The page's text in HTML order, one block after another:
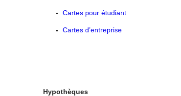
Cartes pour étudiant
Cartes d’entreprise
Hypothèques